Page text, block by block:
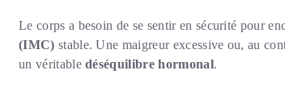
Le corps a besoin de se sentir en sécurité pour
(IMC) stable. Une maigreur excessive ou, au
un véritabledéséquilibre hormonal.